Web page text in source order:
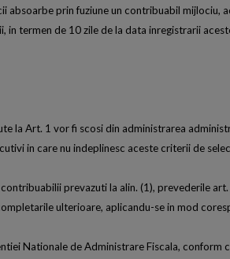
prin fuziune un contribuabil mijlociu,
termen de 10 zile de la data inregistrarii
la Art. 1 vor fi scosi din administrarea
in care nu indeplinesc aceste criterii de
prevazuti la alin. (1), prevederile
ulterioare, aplicandu-se in mod
Nationale de Administrare Fiscala, conform